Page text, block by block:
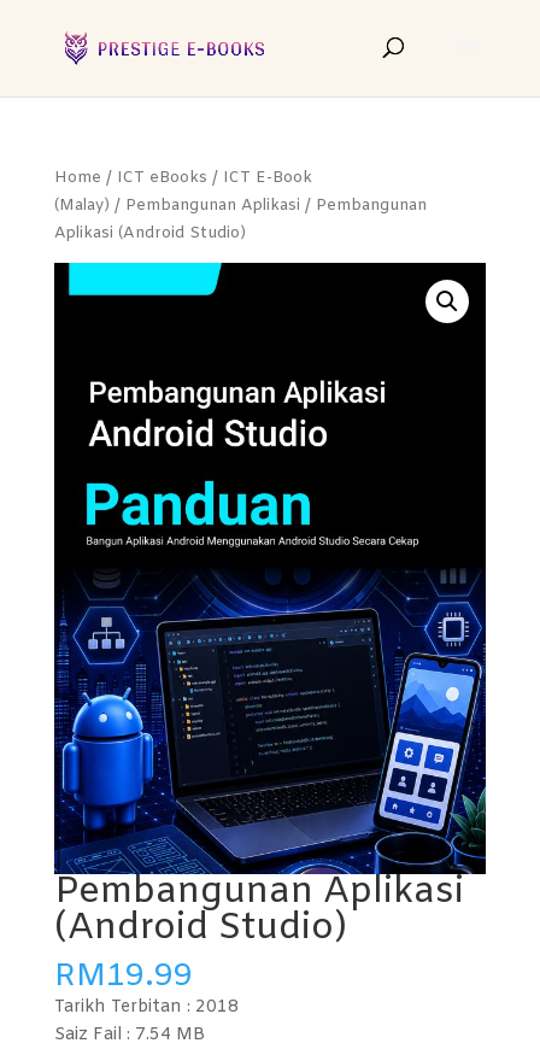
Home / ICT eBooks / ICT E-Book
(Malay) / Pembangunan Aplikasi / Pembangunan
Aplikasi (Android Studio)
Pembangunan Aplikasi
(Android Studio)
RM19.99
Tarikh Terbitan : 2018
Saiz Fail : 7.54 MB